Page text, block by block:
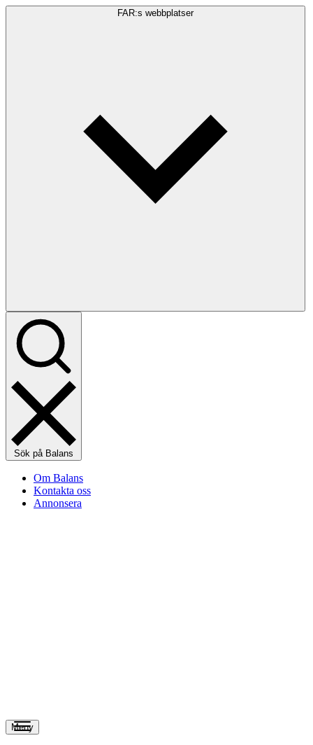
FAR:s webbplatser
Sök på Balans
Om Balans
Kontakta oss
Annonsera
Meny